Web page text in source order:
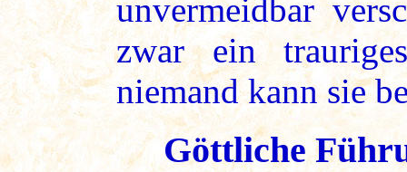
unvermeidbar
zwar ein
niemand kann sie
Göttliche